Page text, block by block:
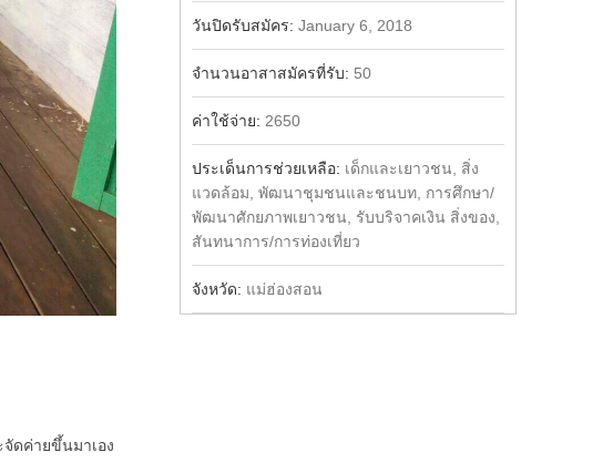
ดค่ายขึ้นมาเอง
วันปิดรับสมัคร: January 6, 2018
จำนวนอาสาสมัครที่รับ: 50
ค่าใช้จ่าย: 2650
ประเด็นการช่วยเหลือ: เด็กและเยาวชน, สิ่ง
แวดล้อม, พัฒนาชุมชนและชนบท, การศึกษา/
พัฒนาศักยภาพเยาวชน, รับบริจาคเงิน สิ่งของ,
สันทนาการ/การท่องเที่ยว
จังหวัด: แม่ฮ่องสอน